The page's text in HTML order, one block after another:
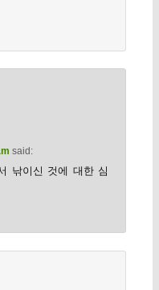
said:
낚이신 것에 대한 심